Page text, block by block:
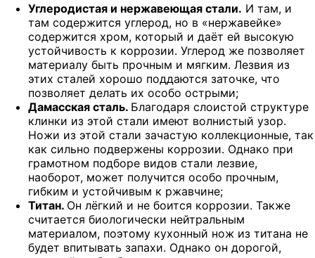
Углеродистая и нержавеющая стали. И там, и
там содержится углерод, но в «нержавейке»
содержится хром, который и даёт ей высокую
устойчивость к коррозии. Углерод же позволяет
материалу быть прочным и мягким. Лезвия из
этих сталей хорошо поддаются заточке, что
позволяет делать их особо острыми;
Дамасская сталь. Благодаря слоистой структуре
клинки из этой стали имеют волнистый узор.
Ножи из этой стали зачастую коллекционные, так
как сильно подвержены коррозии. Однако при
грамотном подборе видов стали лезвие,
наоборот, может получится особо прочным,
гибким и устойчивым к ржавчине;
Титан. Он лёгкий и не боится коррозии. Также
считается биологически нейтральным
материалом, поэтому кухонный нож из титана не
будет впитывать запахи. Однако он дорогой,